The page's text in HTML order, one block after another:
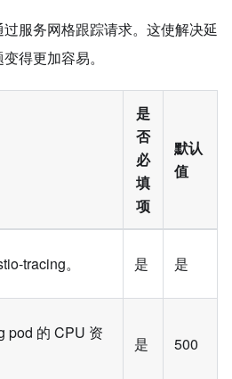
服务网格跟踪请求。这使解决延
得更加容易。
是
否
必
填
项
默认
值
tracing。 是 是
pod 的 CPU 资
是 500